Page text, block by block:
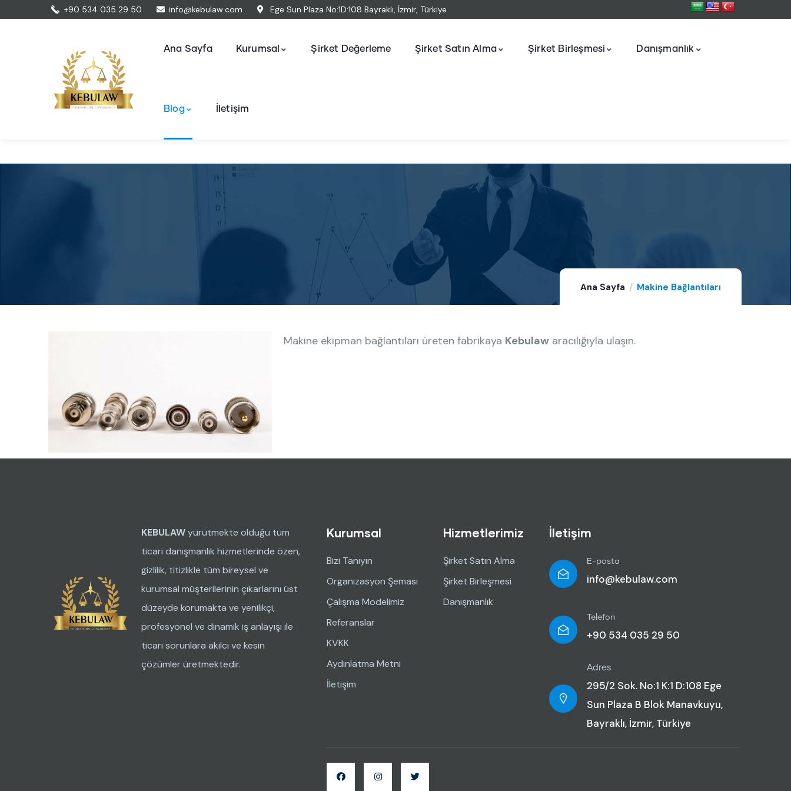
+90 534 035 29 50 info@kebulaw.com Ege Sun Plaza No:1D:108 Bayraklı, İzmir, Türkiye
Ana Sayfa Kurumsal Şirket Değerleme Şirket Satın Alma Şirket Birleşmesi Danışmanlık
Blog İletişim
Ana Sayfa Makine Bağlantıları
Makine ekipman bağlantıları üreten fabrikaya Kebulawaracılığıyla ulaşın.
KEBULAWyürütmekte olduğu tüm
ticari danışmanlık hizmetlerinde özen,
gizlilik, titizlikle tüm bireysel ve
kurumsal müşterilerinin çıkarlarını üst
düzeyde korumakta ve yenilikçi,
profesyonel ve dinamik iş anlayışı ile
ticari sorunlara akılcı ve kesin
çözümler üretmektedir.
Kurumsal
Bizi Tanıyın
Organizasyon Şeması
Çalışma Modelimiz
Referanslar
KVKK
Aydınlatma Metni
İletişim
Hizmetlerimiz
Şirket Satın Alma
Şirket Birleşmesi
Danışmanlık
İletişim
E-posta
info@kebulaw.com
Telefon
+90 534 035 29 50
Adres
295/2 Sok. No:1 K:1 D:108 Ege
Sun Plaza B Blok Manavkuyu,
Bayraklı, İzmir, Türkiye